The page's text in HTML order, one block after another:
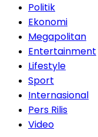
Politik
Ekonomi
Megapolitan
Entertainment
Lifestyle
Sport
Internasional
Pers Rilis
Video